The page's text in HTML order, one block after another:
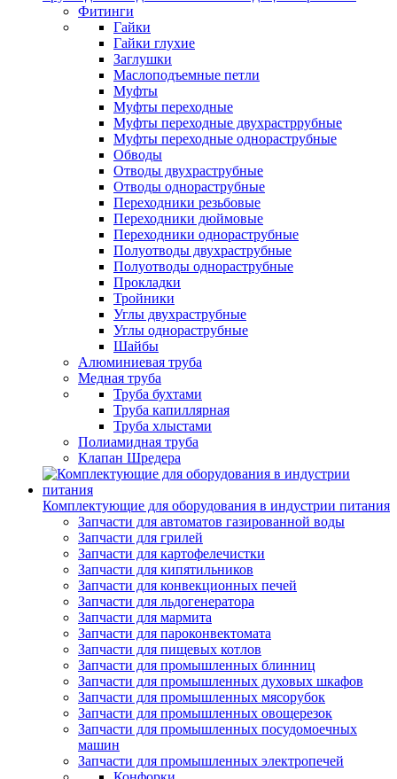
Фитинги
Гайки
Гайки глухие
Заглушки
Маслоподъемные петли
Муфты
Муфты переходные
Муфты переходные двухрастррубные
Муфты переходные однораструбные
Обводы
Отводы двухраструбные
Отводы однораструбные
Переходники резьбовые
Переходники дюймовые
Переходники однораструбные
Полуотводы двухраструбные
Полуотводы однораструбные
Прокладки
Тройники
Углы двухраструбные
Углы однораструбные
Шайбы
Алюминиевая труба
Медная труба
Труба бухтами
Труба капиллярная
Труба хлыстами
Полиамидная труба
Клапан Шредера
Комплектующие для оборудования в индустрии питания
Запчасти для автоматов газированной воды
Запчасти для грилей
Запчасти для картофелечистки
Запчасти для кипятильников
Запчасти для конвекционных печей
Запчасти для льдогенератора
Запчасти для мармита
Запчасти для пароконвектомата
Запчасти для пищевых котлов
Запчасти для промышленных блинниц
Запчасти для промышленных духовых шкафов
Запчасти для промышленных мясорубок
Запчасти для промышленных овощерезок
Запчасти для промышленных посудомоечных
машин
Запчасти для промышленных электропечей